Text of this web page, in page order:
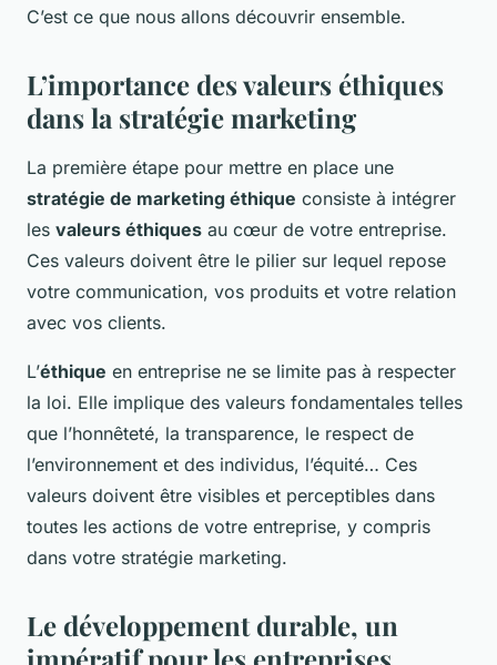
C’est ce que nous allons découvrir ensemble.
L’importance des valeurs éthiques
dans la stratégie marketing
La première étape pour mettre en place une
stratégie de marketing éthique consiste à intégrer
les valeurs éthiques au cœur de votre entreprise.
Ces valeurs doivent être le pilier sur lequel repose
votre communication, vos produits et votre relation
avec vos clients.
L’éthique en entreprise ne se limite pas à respecter
la loi. Elle implique des valeurs fondamentales telles
que l’honnêteté, la transparence, le respect de
l’environnement et des individus, l’équité… Ces
valeurs doivent être visibles et perceptibles dans
toutes les actions de votre entreprise, y compris
dans votre stratégie marketing.
Le développement durable, un
impératif pour les entreprises